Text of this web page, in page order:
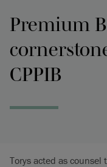
Premium
CPPIB
Torys acted as counsel